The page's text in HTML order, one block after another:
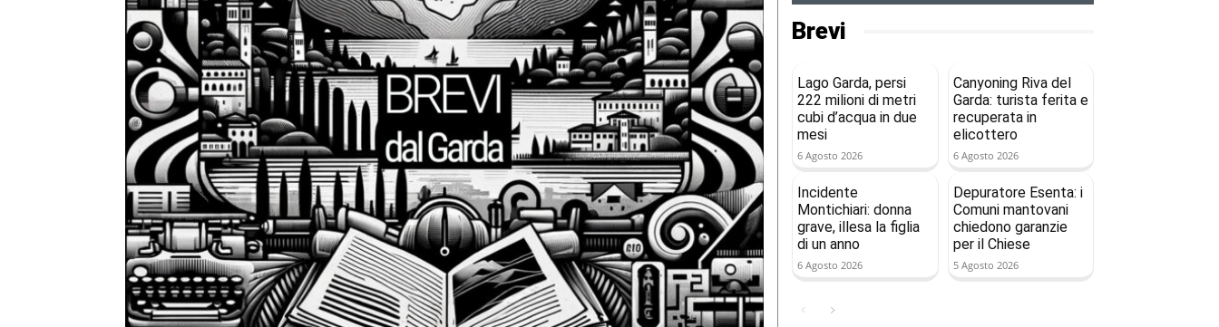
Brevi
Lago Garda, persi
222 milioni di metri
cubi d’acqua in due
mesi
6 Agosto 2026
Canyoning Riva del
Garda: turista ferita e
recuperata in
elicottero
6 Agosto 2026
Incidente
Montichiari: donna
grave, illesa la figlia
di un anno
6 Agosto 2026
Depuratore Esenta: i
Comuni mantovani
chiedono garanzie
per il Chiese
5 Agosto 2026